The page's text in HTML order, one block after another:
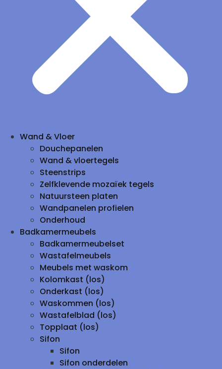
Wand & Vloer
Douchepanelen
Wand & vloertegels
Steenstrips
Zelfklevende mozaïek tegels
Natuursteen platen
Wandpanelen profielen
Onderhoud
Badkamermeubels
Badkamermeubelset
Wastafelmeubels
Meubels met waskom
Kolomkast (los)
Onderkast (los)
Waskommen (los)
Wastafelblad (los)
Topplaat (los)
Sifon
Sifon
Sifon onderdelen